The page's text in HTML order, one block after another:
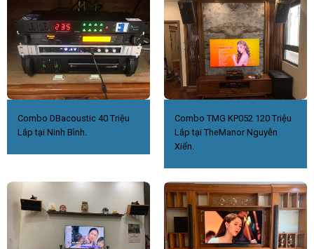
Combo DBacoustic 40 Triệu
Lắp tại Ninh Bình.
Combo TMG KP052 120 Triệu
Lắp tại TheManor Nguyễn
Xiển.